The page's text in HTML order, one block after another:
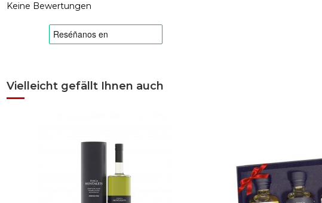
Keine Bewertungen
Vielleicht gefällt Ihnen auch